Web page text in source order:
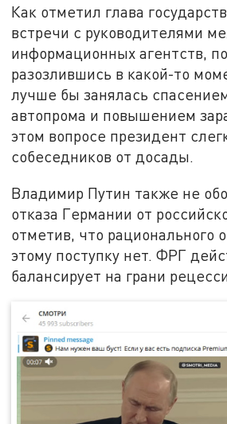
Как отметил глава
встречи с руководителями
информационных агентств,
разозлившись в какой-то
лучше бы занялась
автопрома и повышением
этом вопросе президент
собеседников от досады.
Владимир Путин также не
отказа Германии от
отметив, что рационального
этому поступку нет. ФРГ
балансирует на грани